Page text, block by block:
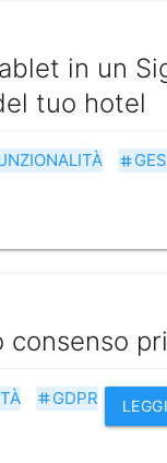
in un
tuo hotel
tag
consenso
tag GDPR